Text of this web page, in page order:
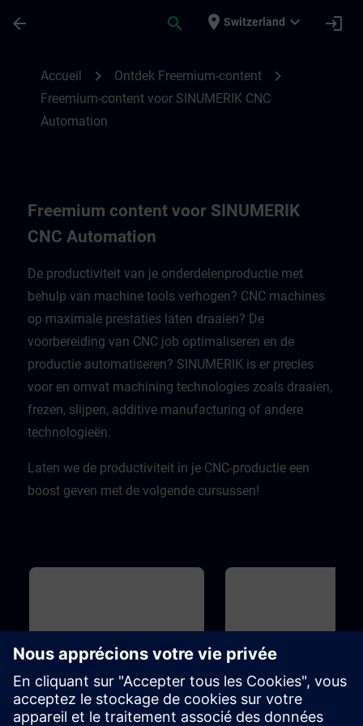
arrow_back search place Switzerland expand_more login
Accueil chevron_right Ontdek Freemium-content chevron_right
Freemium-content voor SINUMERIK CNC
Automation
Freemium content voor SINUMERIK
CNC Automation
De productiviteit van je onderdelenproductie met
behulp van machine tools verhogen? CNC machines
op maximale prestaties laten draaien? De
voorbereiding van CNC job optimaliseren en de
productie automatiseren? SINUMERIK is er precies
voor en omvat machining technologies zoals draaien,
frezen, slijpen, additive manufacturing of andere
technologieën.
Laten we de productiviteit in je CNC-productie een
boost geven met de volgende cursussen!
Base 36m
SINUMERIK - Fundamental
Base
SINUMERIK - Part